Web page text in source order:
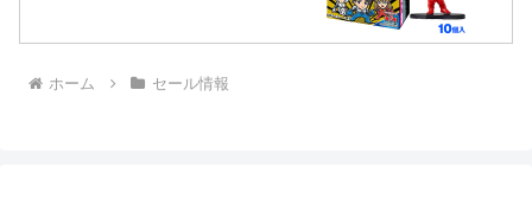
ホーム セール情報